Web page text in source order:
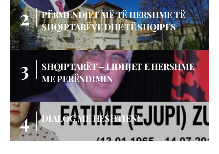
PËRMENDJET MË TË HERSHME TË
SHQIPTARËVE DHE TË SHQIPES
SHQIPTARËT – LIDHJET E HERSHME
ME PERËNDIMIN
DIALOG ME HESHTJEN!